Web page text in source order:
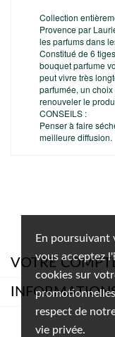
En poursuivant
vous acceptez
cookies sur
respect de
vie privée.
Collection
Provence par
les parfums dans
Constitué de 6
bouquet parfume
peut vivre très
parfumée, un
renouveler le
CONSEILS :
Penser à faire
meilleure diffusion.
VOTRE